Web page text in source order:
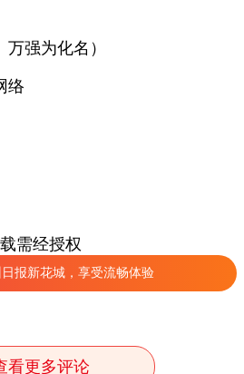
万强为化名）
络
需经授权
报新花城，享受流畅体验
看更多评论